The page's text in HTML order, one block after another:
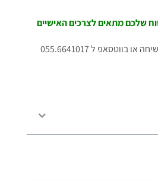
שלכם מתאים לצרכים האישיים
ל 055.6641017